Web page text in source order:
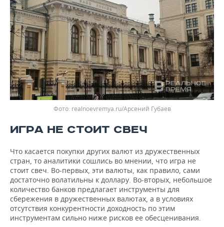
realnoevremya.ru/Арсений Губаев
ИГРА НЕ СТОИТ СВЕЧ
Что касается покупки других валют из дружественных
стран, то аналитики сошлись во мнении, что игра не
стоит свеч. Во-первых, эти валюты, как правило, сами
достаточно волатильны к доллару. Во-вторых, небольшое
количество банков предлагает инструменты для
сбережения в дружественных валютах, а в условиях
отсутствия конкурентности доходность по этим
инструментам сильно ниже рисков ее обесценивания.